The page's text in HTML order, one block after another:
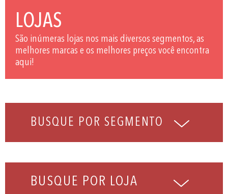
LOJAS
São inúmeras lojas nos mais diversos segmentos, as
melhores marcas e os melhores preços você encontra
aqui!
BUSQUE POR LOJA